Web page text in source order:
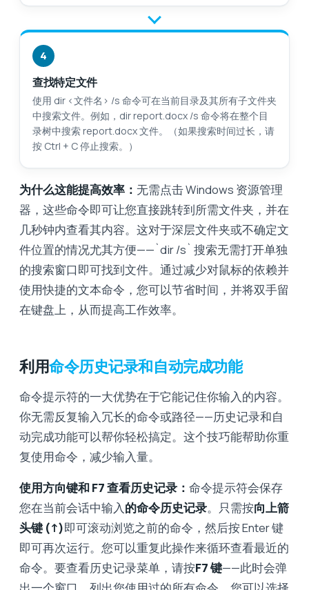
4
查找特定文件
使用 dir <文件名> /s 命令可在当前目录及其所有子文件夹
中搜索文件。例如，dir report.docx /s 命令将在整个目
录树中搜索 report.docx 文件。（如果搜索时间过长，请
按 Ctrl + C 停止搜索。）
为什么这能提高效率： 无需点击 Windows 资源管理
器，这些命令即可让您直接跳转到所需文件夹，并在
几秒钟内查看其内容。这对于深层文件夹或不确定文
件位置的情况尤其方便——`dir /s` 搜索无需打开单独
的搜索窗口即可找到文件。通过减少对鼠标的依赖并
使用快捷的文本命令，您可以节省时间，并将双手留
在键盘上，从而提高工作效率。
利用命令历史记录和自动完成功能
命令提示符的一大优势在于它能记住你输入的内容。
你无需反复输入冗长的命令或路径——历史记录和自
动完成功能可以帮你轻松搞定。这个技巧能帮助你重
复使用命令，减少输入量。
使用方向键和 F7 查看历史记录： 命令提示符会保存
您在当前会话中输入 的命令历史记录。只需按向上箭
头键 (↑)即可滚动浏览之前的命令，然后按 Enter 键
即可再次运行。您可以重复此操作来循环查看最近的
命令。要查看历史记录菜单，请按F7 键——此时会弹